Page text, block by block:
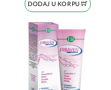
DODAJ U KORPU